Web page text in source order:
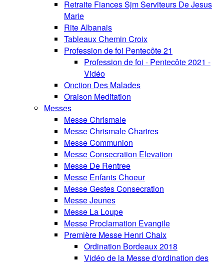
Retraite Fiances Sjm Serviteurs De Jesus
Marie
Rite Albanais
Tableaux Chemin Croix
Profession de foi Pentecôte 21
Profession de foi - Pentecôte 2021 -
Vidéo
Onction Des Malades
Oraison Meditation
Messes
Messe Chrismale
Messe Chrismale Chartres
Messe Communion
Messe Consecration Elevation
Messe De Rentree
Messe Enfants Choeur
Messe Gestes Consecration
Messe Jeunes
Messe La Loupe
Messe Proclamation Evangile
Première Messe Henri Chaix
Ordination Bordeaux 2018
Vidéo de la Messe d'ordination des